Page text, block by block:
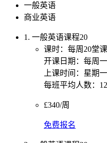
一般英语
商业英语
1. 一般英语课程20
课时：每周20堂
开课日期：每周一
上课时间：星期
每班平均人数：
£340/周
免费报名